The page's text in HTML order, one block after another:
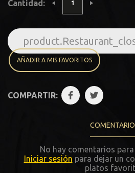
Cantidad:
AÑADIR A MIS FAVORITOS
COMPARTIR:
No hay comentarios
Iniciar sesión para dejar un
platos